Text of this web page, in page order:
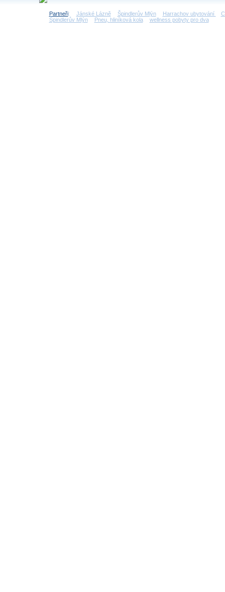
Partneři: Jánské Lázně Špindlerův Mlýn Harrachov ubytování
Špindlerův Mlýn
Pneu, hliníková kola wellness pobyty pro dva